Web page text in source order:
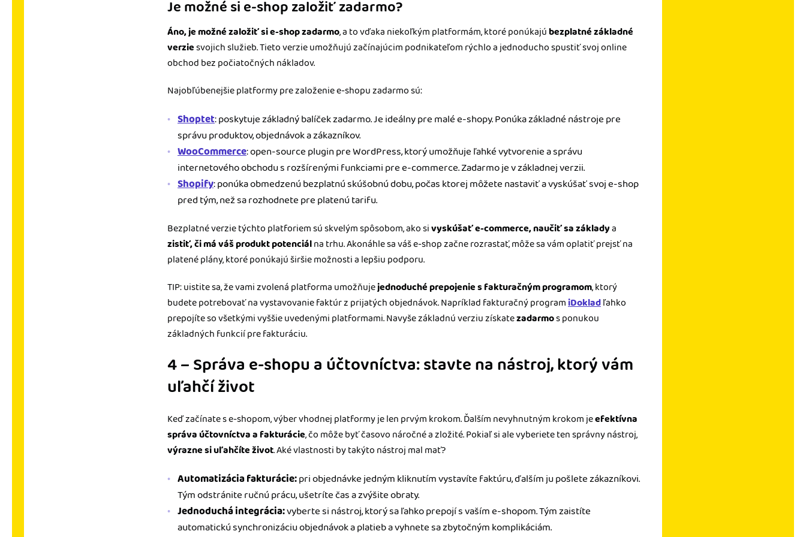
Je možné si e-shop založiť zadarmo?
Áno, je možné založiť si e-shop zadarmo, a to vďaka niekoľkým platformám, ktoré ponúkajú bezplatné základné
verziesvojich služieb. Tieto verzie umožňujú začínajúcim podnikateľom rýchlo a jednoducho spustiť svoj online
obchod bez počiatočných nákladov.
Najobľúbenejšie platformy pre založenie e-shopu zadarmo sú:
Shoptet: poskytuje základný balíček zadarmo. Je ideálny pre malé e-shopy. Ponúka základné nástroje pre
správu produktov, objednávok a zákazníkov.
WooCommerce: open-source plugin pre WordPress, ktorý umožňuje ľahké vytvorenie a správu
internetového obchodu s rozšírenými funkciami pre e-commerce. Zadarmo je v základnej verzii.
Shopify: ponúka obmedzenú bezplatnú skúšobnú dobu, počas ktorej môžete nastaviť a vyskúšať svoj e-shop
pred tým, než sa rozhodnete pre platenú tarifu.
Bezplatné verzie týchto platforiem sú skvelým spôsobom, ako sivyskúšať e-commerce, naučiť sa základya
zistiť, či má váš produkt potenciálna trhu. Akonáhle sa váš e-shop začne rozrastať, môže sa vám oplatiť prejsť na
platené plány, ktoré ponúkajú širšie možnosti a lepšiu podporu.
TIP: uistite sa, že vami zvolená platforma umožňujejednoduché prepojenie s fakturačným programom, ktorý
budete potrebovať na vystavovanie faktúr z prijatých objednávok. Napríklad fakturačný programiDokladľahko
prepojíte so všetkými vyššie uvedenými platformami. Navyše základnú verziu získatezadarmos ponukou
základných funkcií pre fakturáciu.
4 – Správa e-shopu a účtovníctva: stavte na nástroj, ktorý vám
uľahčí život
Keď začínate s e-shopom, výber vhodnej platformy je len prvým krokom. Ďalším nevyhnutným krokom jeefektívna
správa účtovníctva a fakturácie, čo môže byť časovo náročné a zložité. Pokiaľ si ale vyberiete ten správny nástroj,
výrazne si uľahčíte život. Aké vlastnosti by takýto nástroj mal mať?
Automatizácia fakturácie:pri objednávke jedným kliknutím vystavíte faktúru, ďalším ju pošlete zákazníkovi.
Tým odstránite ručnú prácu, ušetríte čas a zvýšite obraty.
Jednoduchá integrácia:vyberte si nástroj, ktorý sa ľahko prepojí s vaším e-shopom. Tým zaistíte
automatickú synchronizáciu objednávok a platieb a vyhnete sa zbytočným komplikáciám.